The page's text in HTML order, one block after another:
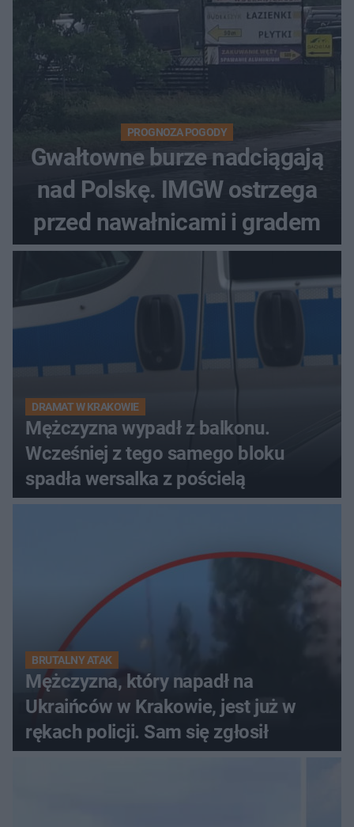
PROGNOZA POGODY
Gwałtowne burze nadciągają
nad Polskę. IMGW ostrzega
przed nawałnicami i gradem
DRAMAT W KRAKOWIE
Mężczyzna wypadł z balkonu.
Wcześniej z tego samego bloku
spadła wersalka z pościelą
BRUTALNY ATAK
Mężczyzna, który napadł na
Ukraińców w Krakowie, jest już w
rękach policji. Sam się zgłosił